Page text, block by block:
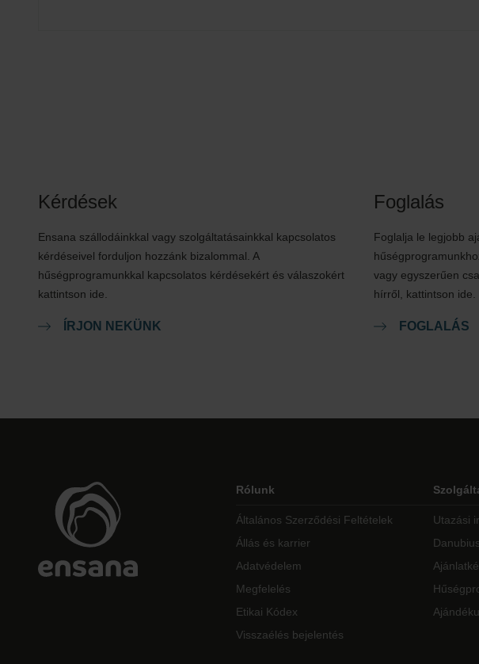
Kérdések
Ensana szállodáinkkal vagy szolgáltatásainkkal kapcsolatos
kérdéseivel forduljon hozzánk bizalommal. A
hűségprogramunkkal kapcsolatos kérdésekért és válaszokért
kattintson ide.
ÍRJON NEKÜNK
Foglalás
Foglalja le legjobb
vagy egyszerűen
hírről, kattintson ide.
FOGLALÁS
Rólunk
Általános Szerződési Feltételek
Állás és karrier
Adatvédelem
Megfelelés
Etikai Kódex
Visszaélés bejelentés
Utazási